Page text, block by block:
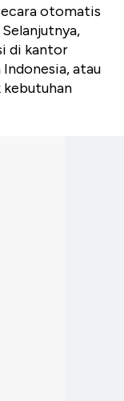
otomatis
di kantor
atau
kebutuhan